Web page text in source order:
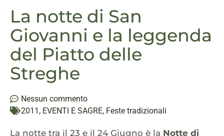
La notte di San
Giovanni e la leggenda
del Piatto delle
Streghe
Nessun commento
2011 , EVENTI E SAGRE, Feste tradizionali
La notte tra il 23 e il 24 Giugno è la Notte di